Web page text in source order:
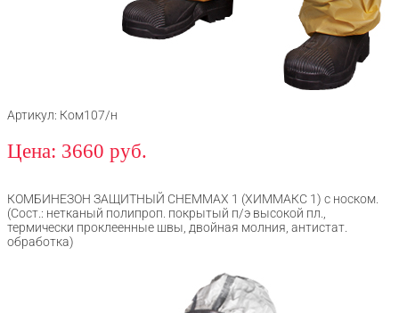
Артикул: Ком107/н
Цена: 3660 руб.
КОМБИНЕЗОН ЗАЩИТНЫЙ CHEMMAX 1 (ХИММАКС 1) с носком.
(Сост.: нетканый полипроп. покрытый п/э высокой пл.,
термически проклеенные швы, двойная молния, антистат.
обработка)